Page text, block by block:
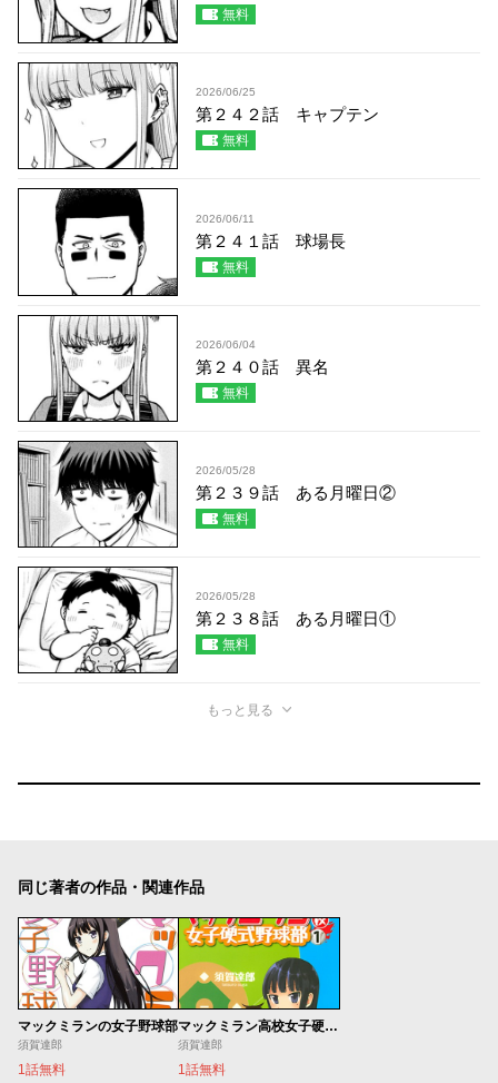
無料
2026/06/25
第２４２話 キャプテン
無料
2026/06/11
第２４１話 球場長
無料
2026/06/04
第２４０話 異名
無料
2026/05/28
第２３９話 ある月曜日②
無料
2026/05/28
第２３８話 ある月曜日①
無料
もっと見る
同じ著者の作品・関連作品
マックミランの女子野球部
須賀達郎
1話無料
マックミラン高校女子硬式野球部
須賀達郎
1話無料